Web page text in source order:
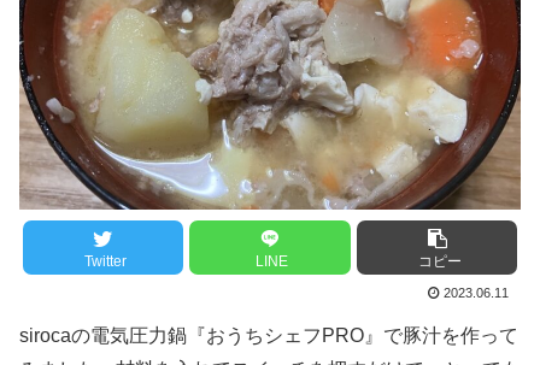
Twitter LINE コピー
2023.06.11
sirocaの電気圧力鍋『おうちシェフPRO』で豚汁を作って